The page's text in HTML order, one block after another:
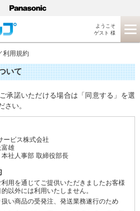
ようこそ
ゲスト 様
利用規約
いて
承諾いただける場合は「同意する」を選
さい。
ービス株式会社
富雄
社人事部 取締役部長
用を通じてご提供いただきましたお客様
以外には利用いたしません。
扱い商品の受発注、発送業務遂行のため